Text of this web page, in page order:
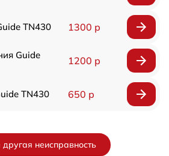
TN430 1300 р
Guide
1200 р
TN430 650 р
неисправность